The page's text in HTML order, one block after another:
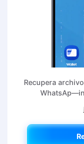
Recupera